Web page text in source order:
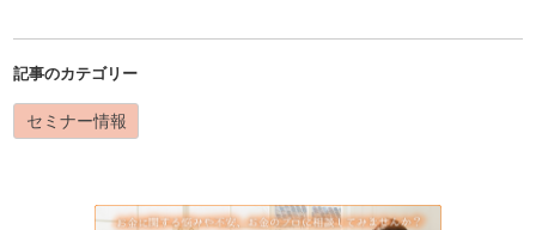
記事のカテゴリー
セミナー情報